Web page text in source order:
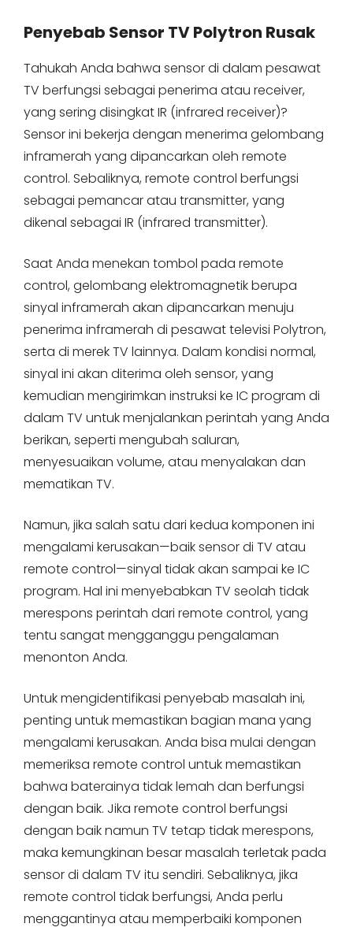
Penyebab Sensor TV Polytron Rusak
Tahukah Anda bahwa sensor di dalam pesawat
TV berfungsi sebagai penerima atau receiver,
yang sering disingkat IR (infrared receiver)?
Sensor ini bekerja dengan menerima gelombang
inframerah yang dipancarkan oleh remote
control. Sebaliknya, remote control berfungsi
sebagai pemancar atau transmitter, yang
dikenal sebagai IR (infrared transmitter).
Saat Anda menekan tombol pada remote
control, gelombang elektromagnetik berupa
sinyal inframerah akan dipancarkan menuju
penerima inframerah di pesawat televisi Polytron,
serta di merek TV lainnya. Dalam kondisi normal,
sinyal ini akan diterima oleh sensor, yang
kemudian mengirimkan instruksi ke IC program di
dalam TV untuk menjalankan perintah yang Anda
berikan, seperti mengubah saluran,
menyesuaikan volume, atau menyalakan dan
mematikan TV.
Namun, jika salah satu dari kedua komponen ini
mengalami kerusakan—baik sensor di TV atau
remote control—sinyal tidak akan sampai ke IC
program. Hal ini menyebabkan TV seolah tidak
merespons perintah dari remote control, yang
tentu sangat mengganggu pengalaman
menonton Anda.
Untuk mengidentifikasi penyebab masalah ini,
penting untuk memastikan bagian mana yang
mengalami kerusakan. Anda bisa mulai dengan
memeriksa remote control untuk memastikan
bahwa baterainya tidak lemah dan berfungsi
dengan baik. Jika remote control berfungsi
dengan baik namun TV tetap tidak merespons,
maka kemungkinan besar masalah terletak pada
sensor di dalam TV itu sendiri. Sebaliknya, jika
remote control tidak berfungsi, Anda perlu
menggantinya atau memperbaiki komponen